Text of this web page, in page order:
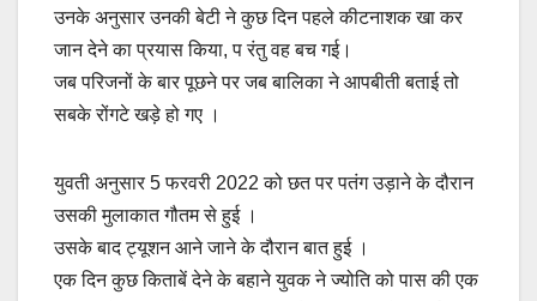
उनके अनुसार उनकी बेटी ने कुछ दिन पहले कीटनाशक खा कर
जान देने का प्रयास किया, प रंतु वह बच गई।
जब परिजनों के बार पूछने पर जब बालिका ने आपबीती बताई तो
सबके रोंगटे खड़े हो गए ।
युवती अनुसार 5 फरवरी 2022 को छत पर पतंग उड़ाने के दौरान
उसकी मुलाकात गौतम से हुई ।
उसके बाद ट्यूशन आने जाने के दौरान बात हुई ।
एक दिन कुछ किताबें देने के बहाने युवक ने ज्योति को पास की एक